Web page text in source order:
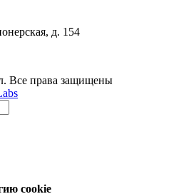
д. 154
Все права защищены
cookie